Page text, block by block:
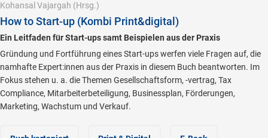
Kohansal Vajargah (Hrsg.)
How to Start-up (Kombi Print&digital)
Ein Leitfaden für Start-ups samt Beispielen aus der Praxis
Gründung und Fortführung eines Start-ups werfen viele Fragen auf, die
namhafte Expert:innen aus der Praxis in diesem Buch beantworten. Im
Fokus stehen u. a. die Themen Gesellschaftsform, -vertrag, Tax
Compliance, Mitarbeiterbeteiligung, Businessplan, Förderungen,
Marketing, Wachstum und Verkauf.